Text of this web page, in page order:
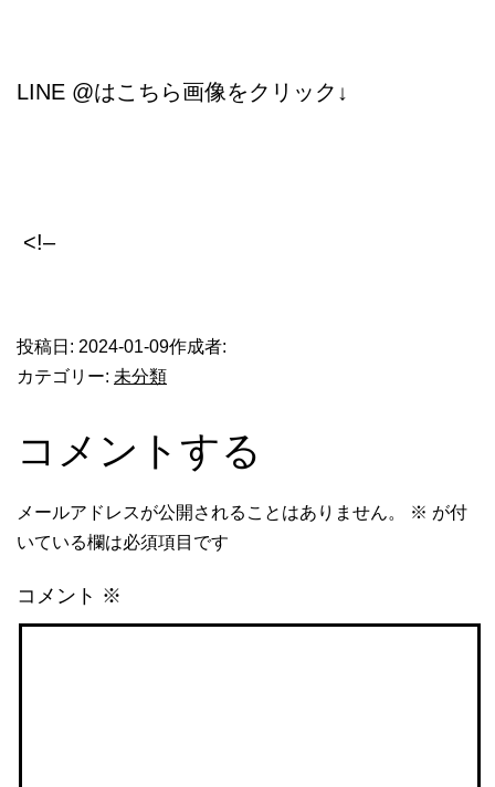
LINE @はこちら画像をクリック↓
<!–
投稿日: 2024-01-09作成者:
カテゴリー: 未分類
コメントする
メールアドレスが公開されることはありません。 ※ が付
いている欄は必須項目です
コメント ※